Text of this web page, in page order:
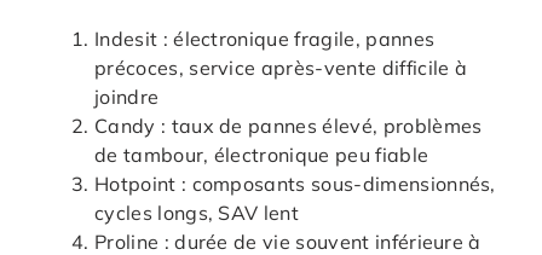
Indesit : électronique fragile, pannes
précoces, service après-vente difficile à
joindre
Candy : taux de pannes élevé, problèmes
de tambour, électronique peu fiable
Hotpoint : composants sous-dimensionnés,
cycles longs, SAV lent
Proline : durée de vie souvent inférieure à